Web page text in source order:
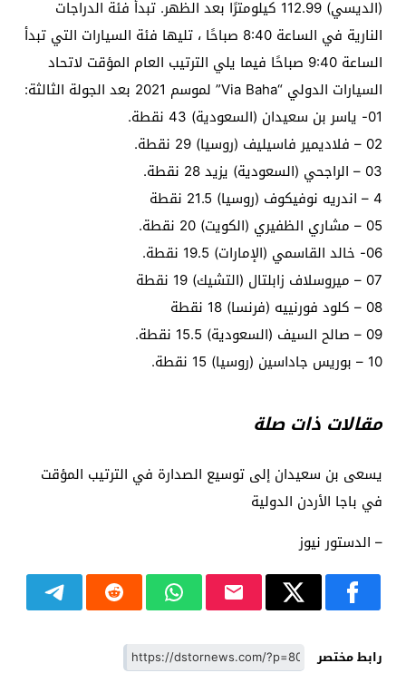
(الديسي) 112.99 كيلومترًا بعد الظهر. تبدأ فئة الدراجات
النارية في الساعة 8:40 صباحًا ، تليها فئة السيارات التي تبدأ
الساعة 9:40 صباحًا فيما يلي الترتيب العام المؤقت لاتحاد
السيارات الدولي “Via Baha” لموسم 2021 بعد الجولة الثالثة:
01- ياسر بن سعيدان (السعودية) 43 نقطة.
02 – فلاديمير فاسيليف (روسيا) 29 نقطة.
03 – الراجحي (السعودية) يزيد 28 نقطة.
4 – اندريه نوفيكوف (روسيا) 21.5 نقطة
05 – مشاري الظفيري (الكويت) 20 نقطة.
06- خالد القاسمي (الإمارات) 19.5 نقطة.
07 – ميروسلاف زابلتال (التشيك) ​​19 نقطة
08 – كلود فورنييه (فرنسا) 18 نقطة
09 – صالح السيف (السعودية) 15.5 نقطة.
10 – بوريس جاداسين (روسيا) 15 نقطة.
مقالات ذات صلة
يسعى بن سعيدان إلى توسيع الصدارة في الترتيب المؤقت
في باجا الأردن الدولية
– الدستور نيوز
رابط مختصر